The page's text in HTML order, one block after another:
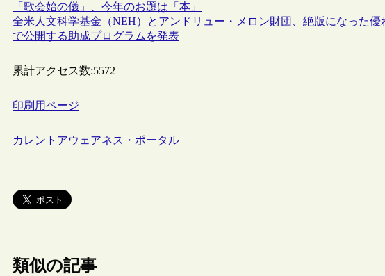
「歌会始の儀」、今年のお題は「本」
全米人文科学基金（NEH）とアンドリュー・メロン財団、絶版になった
で公開する助成プログラムを発表
累計アクセス数:5572
印刷用ページ
カレントアウェアネス・ポータル
類似の記事